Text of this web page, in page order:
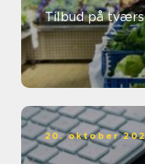
Tilbud på
20. oktober